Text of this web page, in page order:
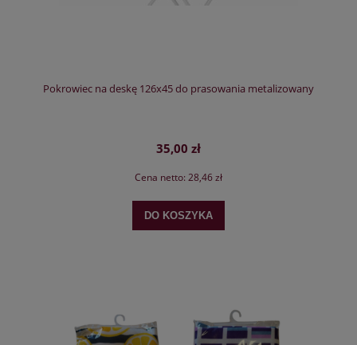
Pokrowiec na deskę 126x45 do prasowania metalizowany
35,00 zł
Cena netto: 28,46 zł
DO KOSZYKA